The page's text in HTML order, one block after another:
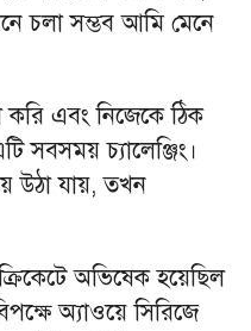
চলা সম্ভব আমি মেনে
করি এবং নিজেকে ঠিক
সবসময় চ্যালেঞ্জিং।
উঠা যায়, তখন
অভিষেক হয়েছিল
অ্যাওয়ে সিরিজে